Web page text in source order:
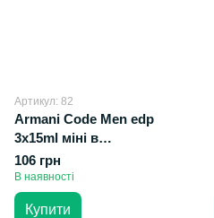
Артикул: 82
Armani Code Men edp
3х15ml міні в
подарунковій упаковці
106 грн
В наявності
Купити